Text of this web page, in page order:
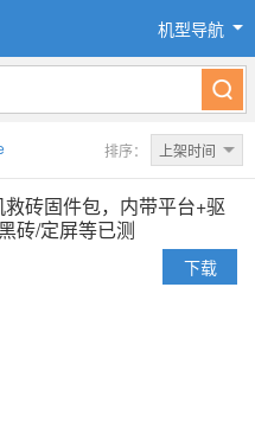
机型导航
排序： 上架时间
砖固件包，内带平台+驱
砖/定屏等已测
下载